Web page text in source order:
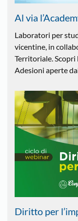
Al via
Laboratori per
vicentine, in
Territoriale.
Adesioni aperte
Diritto per